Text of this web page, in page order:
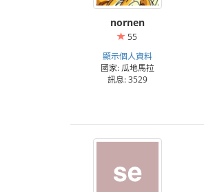
nornen
55
顯示個人資料
國家: 瓜地馬拉
訊息: 3529